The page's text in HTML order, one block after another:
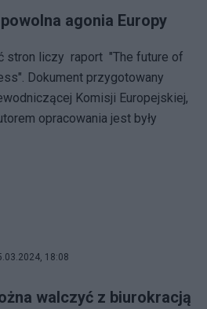
agonia Europy
stron liczy raport "The future of
Dokument przygotowany
Komisji Europejskiej,
opracowania jest były
18:08
walczyć z biurokracją